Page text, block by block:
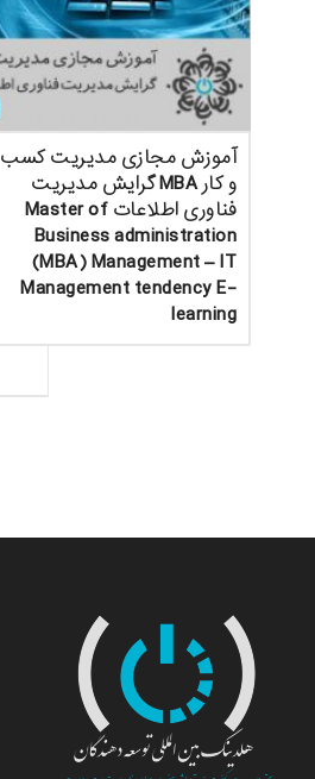
آموزش مجازی مدیریت کسب
و کار MBA گرایش مدیریت
فناوری اطلاعات Master of
Business administration
(MBA) Management – IT
Management tendency E-
learning